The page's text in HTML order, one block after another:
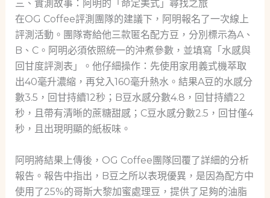
三、實測故事：阿明的「命定美式」尋找之旅
在OG Coffee評測團隊的建議下，阿明報名了一次線上
評測活動。團隊寄給他三款匿名配方豆，分別標示為A、
B、C。阿明必須依照統一的沖煮參數，並填寫「水感與
回甘度評測表」。他仔細操作：先使用家用義式機萃取
出40毫升濃縮，再兌入160毫升熱水。結果A豆的水感分
數3.5，回甘持續12秒；B豆水感分數4.8，回甘持續22
秒，且帶有清晰的蔗糖甜感；C豆水感分數2.5，回甘僅4
秒，且出現明顯的紙板味。
阿明將結果上傳後，OG Coffee團隊回覆了詳細的分析
報告。報告中指出，B豆之所以表現優異，是因為配方中
使用了25%的哥斯大黎加蜜處理豆，提供了足夠的油脂